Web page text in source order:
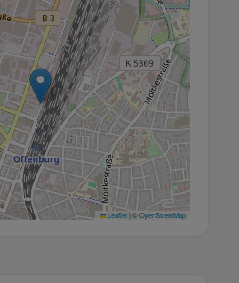
Leaflet| ©OpenStreetMap